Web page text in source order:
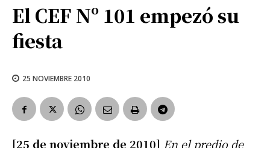
El CEF Nº 101 empezó su
fiesta
25 NOVIEMBRE 2010
[25 de noviembre de 2010] En el predio de